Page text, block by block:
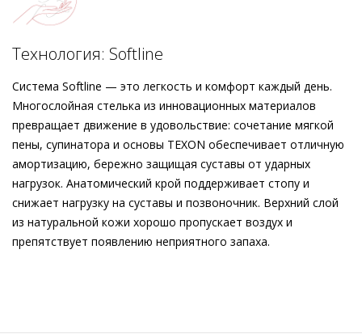
подошва с защитой от скольжения заботятся о
первоклассном уровне комфорта. При производстве
надёжной и уникальной женской обуви Högl делает ставку
открытыми лодочками долгое время и с чистой совестью –
ведь они были изготовлены этичными методами на
экологически безопасном производстве.
Технология: Softline
Система Softline — это легкость и комфорт каждый день.
Многослойная стелька из инновационных материалов
превращает движение в удовольствие: сочетание мягкой
пены, супинатора и основы TEXON обеспечивает отличную
амортизацию, бережно защищая суставы от ударных
нагрузок. Анатомический крой поддерживает стопу и
снижает нагрузку на суставы и позвоночник. Верхний слой
из натуральной кожи хорошо пропускает воздух и
препятствует появлению неприятного запаха.